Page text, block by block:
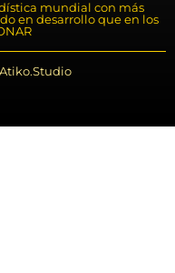
mundial con más
en desarrollo que en los